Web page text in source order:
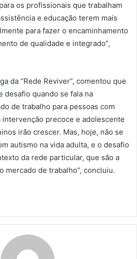
os profissionais que trabalham
e educação terem mais
para fazer o encaminhamento
de qualidade e integrado”,
da “Rede Reviver”, comentou que
desafio quando se fala na
de trabalho para pessoas com
intervenção precoce e adolescente
irão crescer. Mas, hoje, não se
autismo na vida adulta, e o desafio
da rede particular, que são a
mercado de trabalho”, concluiu.